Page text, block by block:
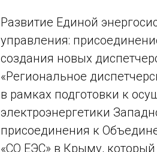
Развитие Единой
управления:
создания новых
«Региональное
в рамках подготовки к
электроэнергетики
присоединения к
«СО ЕЭС» в Крыму,